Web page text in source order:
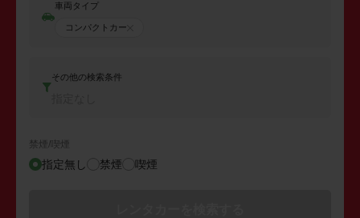
車両タイプ
コンパクトカー
その他の検索条件
禁煙/喫煙
指定無し 禁煙 喫煙